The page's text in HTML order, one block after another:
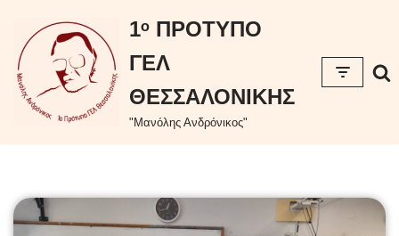
περιεχόμενο
Μεταπηδήστε
στο
περιεχόμενο
1ᵒ ΠΡΟΤΥΠΟ
ΓΕΛ
ΘΕΣΣΑΛΟΝΙΚΗΣ
"Μανόλης Ανδρόνικος"